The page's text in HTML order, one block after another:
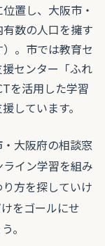
置し、大阪市・
数の人口を擁す
。市では教育セ
センター「ふれ
を活用した学習
しています。
大阪府の相談窓
イン学習を組み
方を探していけ
をゴールにせ
。